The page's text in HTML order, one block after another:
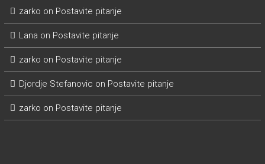
zarko on Postavite pitanje
Lana on Postavite pitanje
zarko on Postavite pitanje
Djordje Stefanovic on Postavite pitanje
zarko on Postavite pitanje